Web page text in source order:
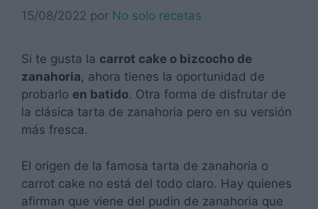
15/08/2022 por No solo recetas
Si te gusta la carrot cake o bizcocho de
zanahoria, ahora tienes la oportunidad de
probarlo en batido. Otra forma de disfrutar de
la clásica tarta de zanahoria pero en su versión
más fresca.
El origen de la famosa tarta de zanahoria o
carrot cake no está del todo claro. Hay quienes
afirman que viene del pudin de zanahoria que